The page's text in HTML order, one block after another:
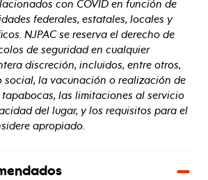
con COVID en función de
federales, estatales, locales y
NJPAC se reserva el derecho de
de seguridad en cualquier
discreción, incluidos, entre otros,
social, la vacunación o realización de
tapabocas, las limitaciones al servicio
del lugar, y los requisitos para el
apropiado.